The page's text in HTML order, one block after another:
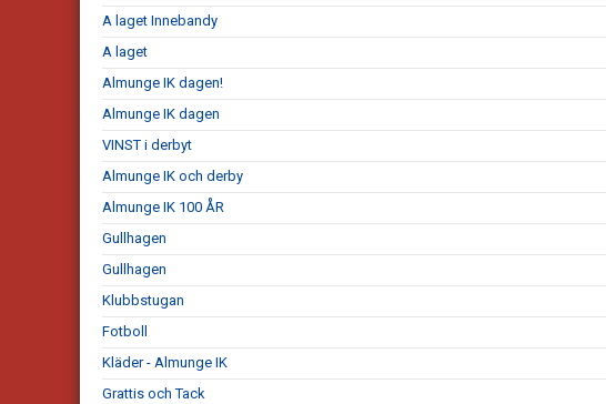
A laget Innebandy
A laget
Almunge IK dagen!
Almunge IK dagen
VINST i derbyt
Almunge IK och derby
Almunge IK 100 ÅR
Gullhagen
Gullhagen
Klubbstugan
Fotboll
Kläder - Almunge IK
Grattis och Tack